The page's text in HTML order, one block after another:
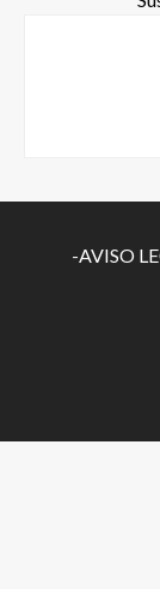
-AVISO